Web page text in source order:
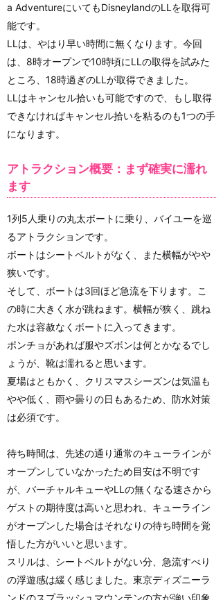
a AdventureにいてもDisneylandのLLを取得可
能です。
LLは、やはり早い時間に無くなります。今回
は、8時オープンで10時頃にLLの取得を試みた
ところ、18時過ぎのLLが取得できました。
LLはキャンセル拾いも可能ですので、もし取得
できなければキャンセル拾いを粘るのも1つの手
になります。
アトラクション概要：まず確実に濡れ
ます
1列5人乗りの丸太ボートに乗り、バイユーを巡
るアトラクションです。
ボートはシートベルトがなく、また横幅がやや
狭いです。
そして、ボートは3回ほど急流を下ります。こ
の時に大きく水が跳ねます。横幅が狭く、跳ね
た水は容赦なくボートに入ってきます。
ポンチョがあれば服やズボンは何とかなるでし
ょうが、靴は濡れると思います。
夏場はともかく、クリスマスシーズンは気温も
やや低く、雨や曇りの日もあるため、防水対策
は必須です。
待ち時間は、先述の通り通常のキューラインが
オープンしていなかったため目安は不明です
が、バーチャルキューやLLの無くなる速さから
ゲストの期待度は高いと思われ、キューライン
がオープンした場合はそれなりの待ち時間を覚
悟した方がいいと思います。
スリルは、シートベルトがない分、急流すべり
の浮遊感は緩く感じました。東京ディズニーラ
ンドのスプラッシュマウンテンの方が強い印象